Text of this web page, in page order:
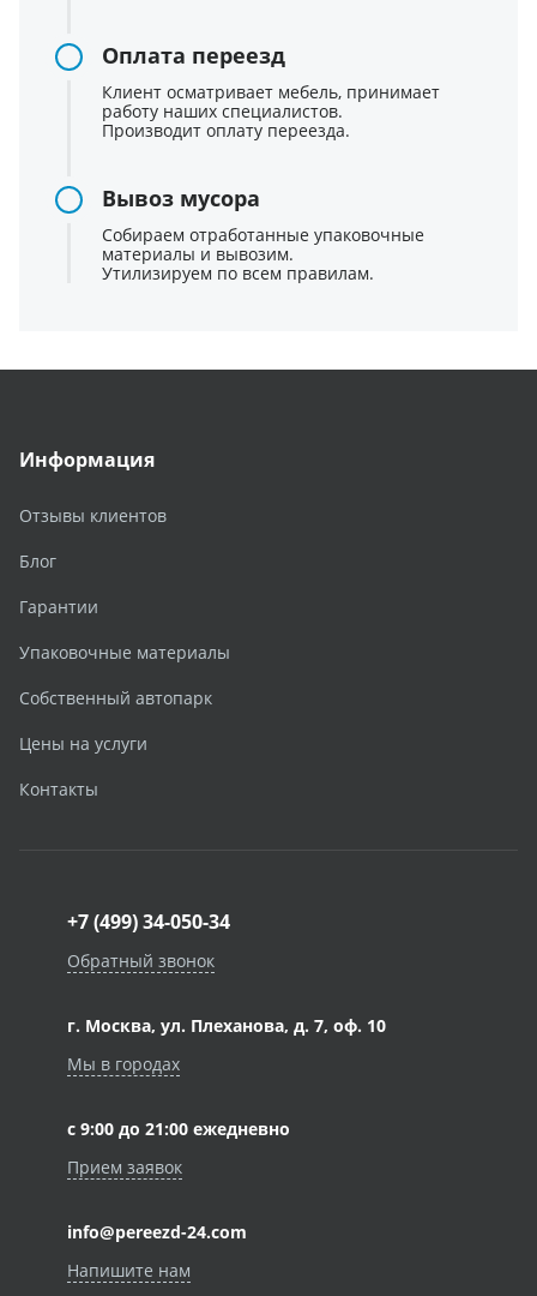
Оплата переезд
Клиент осматривает мебель, принимает
работу наших специалистов.
Производит оплату переезда.
Вывоз мусора
Собираем отработанные упаковочные
материалы и вывозим.
Утилизируем по всем правилам.
Информация
Отзывы клиентов
Блог
Гарантии
Упаковочные материалы
Собственный автопарк
Цены на услуги
Контакты
+7 (499) 34-050-34
Обратный звонок
г. Москва, ул. Плеханова, д. 7, оф. 10
Мы в городах
с 9:00 до 21:00 ежедневно
Прием заявок
info@pereezd-24.com
Напишите нам